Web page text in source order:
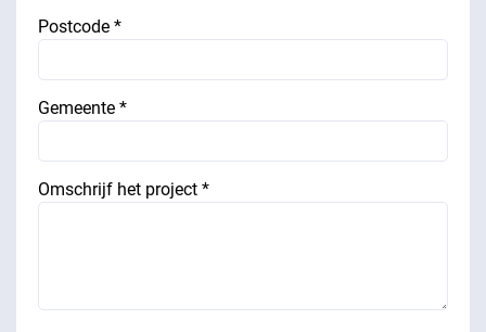
Postcode *
Gemeente *
Omschrijf het project *